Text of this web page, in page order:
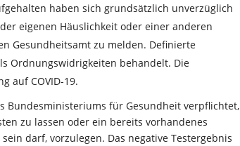
haben sich grundsätzlich unverzüglich
eigenen Häuslichkeit oder einer anderen
Gesundheitsamt zu melden. Definierte
Ordnungswidrigkeiten behandelt. Die
auf COVID-19.
Bundesministeriums für Gesundheit verpflichtet,
zu lassen oder ein bereits vorhandenes
darf, vorzulegen. Das negative Testergebnis